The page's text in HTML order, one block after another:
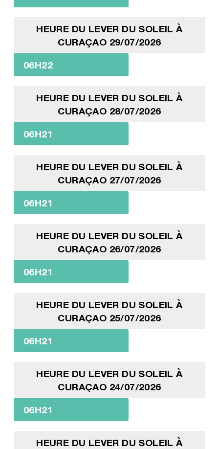
HEURE DU LEVER DU SOLEIL À
CURAÇAO 29/07/2026
06H22
HEURE DU LEVER DU SOLEIL À
CURAÇAO 28/07/2026
06H21
HEURE DU LEVER DU SOLEIL À
CURAÇAO 27/07/2026
06H21
HEURE DU LEVER DU SOLEIL À
CURAÇAO 26/07/2026
06H21
HEURE DU LEVER DU SOLEIL À
CURAÇAO 25/07/2026
06H21
HEURE DU LEVER DU SOLEIL À
CURAÇAO 24/07/2026
06H21
HEURE DU LEVER DU SOLEIL À